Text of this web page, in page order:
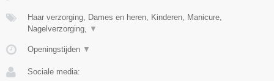
Haar verzorging, Dames en heren, Kinderen, Manicure,
Nagelverzorging,
▼
Openingstijden ▼
Sociale media: